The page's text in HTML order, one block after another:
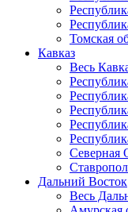
Томская
Кавказ
Весь
Северная
Дальний Восток
Весь